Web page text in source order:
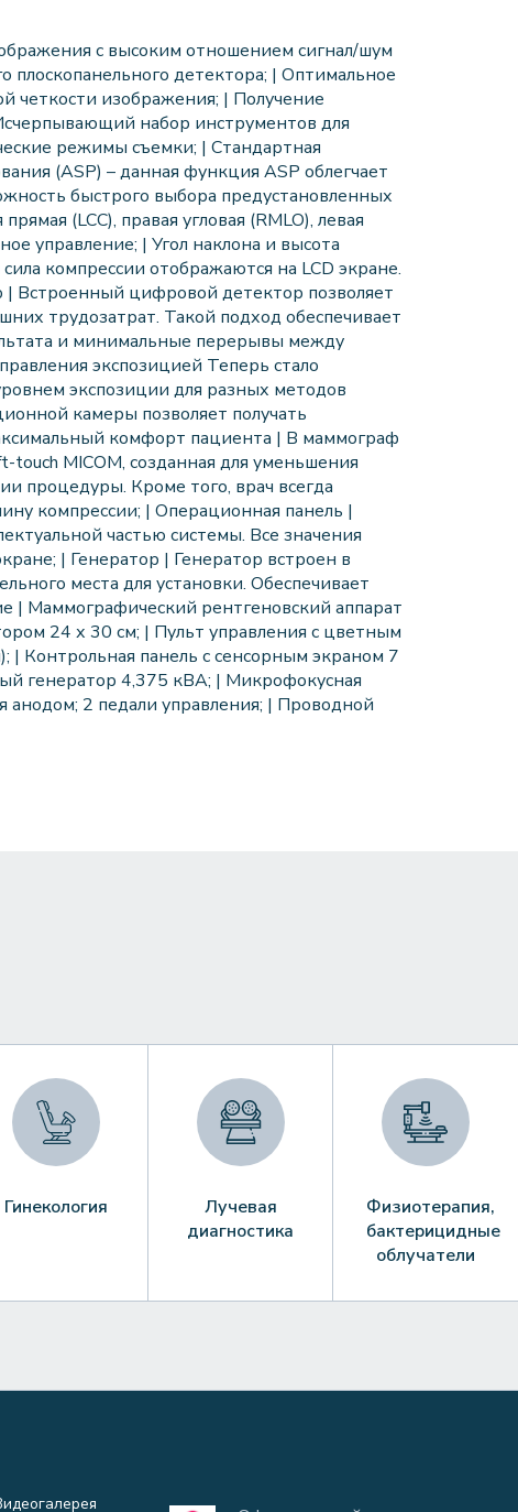
с высоким отношением сигнал/шум
плоскопанельного детектора; | Оптимальное
четкости изображения; | Получение
набор инструментов для
режимы съемки; | Стандартная
(ASP) – данная функция ASP облегчает
быстрого выбора предустановленных
(LCC), правая угловая (RMLO), левая
управление; | Угол наклона и высота
компрессии отображаются на LCD экране.
Встроенный цифровой детектор позволяет
трудозатрат. Такой подход обеспечивает
и минимальные перерывы между
экспозицией Теперь стало
экспозиции для разных методов
камеры позволяет получать
комфорт пациента | В маммограф
touch MICOM, созданная для уменьшения
процедуры. Кроме того, врач всегда
компрессии; | Операционная панель |
частью системы. Все значения
| Генератор | Генератор встроен в
места для установки. Обеспечивает
| Маммографический рентгеновский аппарат
24 х 30 см; | Пульт управления с цветным
| Контрольная панель с сенсорным экраном 7
генератор 4,375 кВА; | Микрофокусная
2 педали управления; | Проводной
Гинекология
Лучевая
диагностика
Физиотерапия,
бактерицидные
облучатели